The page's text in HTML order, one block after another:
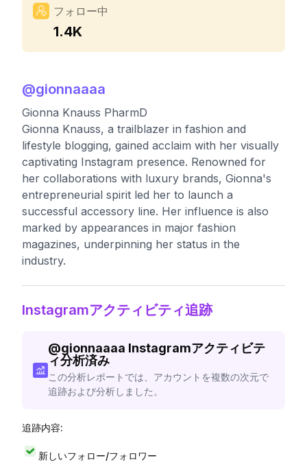
フォロー中
1.4K
@gionnaaaa
Gionna Knauss PharmD
Gionna Knauss, a trailblazer in fashion and
lifestyle blogging, gained acclaim with her visually
captivating Instagram presence. Renowned for
her collaborations with luxury brands, Gionna's
entrepreneurial spirit led her to launch a
successful accessory line. Her influence is also
marked by appearances in major fashion
magazines, underpinning her status in the
industry.
Instagramアクティビティ追跡
@gionnaaaa Instagramアクティビテ
ィ分析済み
この分析レポートでは、アカウントを複数の次元で
追跡および分析しました。
追跡内容:
新しいフォロー/フォロワー